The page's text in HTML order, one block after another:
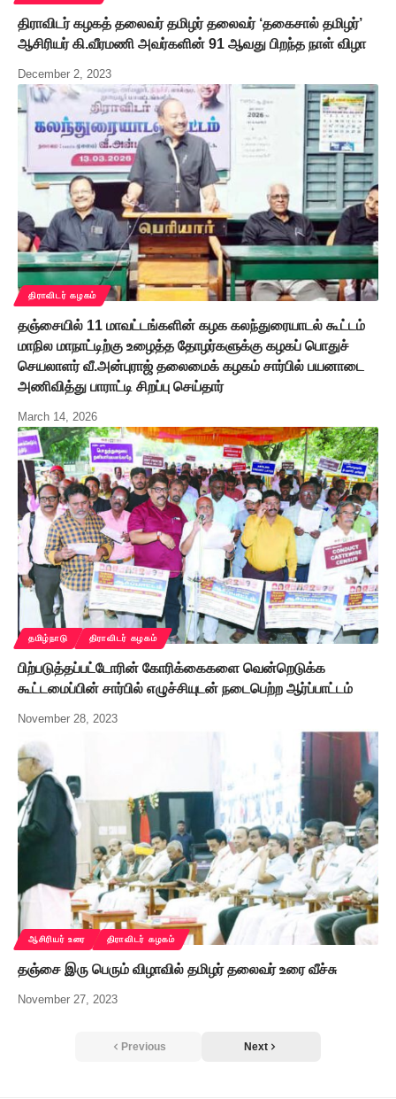
திராவிடர் கழகத் தலைவர் தமிழர் தலைவர் ‘தகைசால் தமிழர்’
ஆசிரியர் கி.வீரமணி அவர்களின் 91 ஆவது பிறந்த நாள் விழா
December 2, 2023
திராவிடர் கழகம்
தஞ்சையில் 11 மாவட்டங்களின் கழக கலந்துரையாடல் கூட்டம்
மாநில மாநாட்டிற்கு உழைத்த தோழர்களுக்கு கழகப் பொதுச்
செயலாளர் வீ.அன்புராஜ் தலைமைக் கழகம் சார்பில் பயனாடை
அணிவித்து பாராட்டி சிறப்பு செய்தார்
March 14, 2026
தமிழ்நாடு திராவிடர் கழகம்
பிற்படுத்தப்பட்டோரின் கோரிக்கைகளை வென்றெடுக்க
கூட்டமைப்பின் சார்பில் எழுச்சியுடன் நடைபெற்ற ஆர்ப்பாட்டம்
November 28, 2023
ஆசிரியர் உரை திராவிடர் கழகம்
தஞ்சை இரு பெரும் விழாவில் தமிழர் தலைவர் உரை வீச்சு
November 27, 2023
Previous Next